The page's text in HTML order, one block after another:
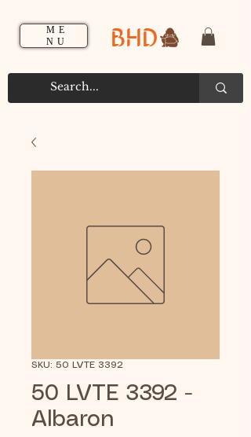
ME
NU
BHD
SKU: 50 LVTE 3392
50 LVTE 3392 -
Albaron